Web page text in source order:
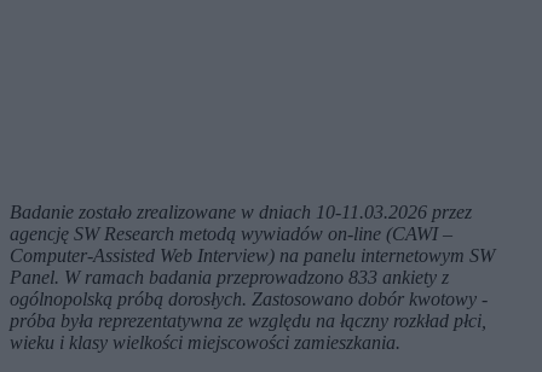
Badanie zostało zrealizowane w dniach 10-11.03.2026 przez
agencję SW Research metodą wywiadów on-line (CAWI –
Computer-Assisted Web Interview) na panelu internetowym SW
Panel. W ramach badania przeprowadzono 833 ankiety z
ogólnopolską próbą dorosłych. Zastosowano dobór kwotowy -
próba była reprezentatywna ze względu na łączny rozkład płci,
wieku i klasy wielkości miejscowości zamieszkania.